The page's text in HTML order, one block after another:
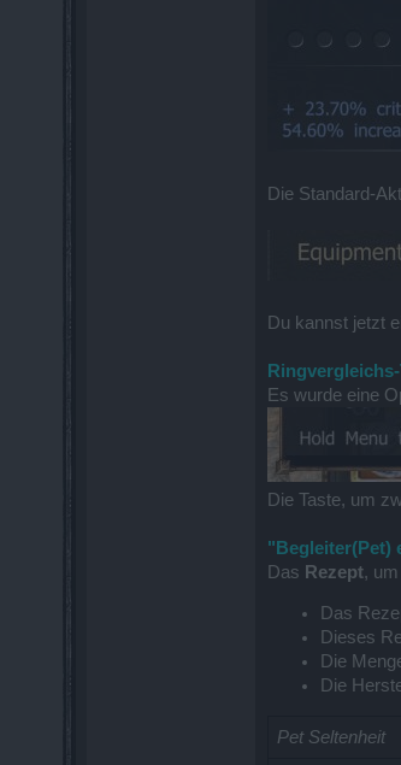
Die Standard-
Du kannst jetzt
Es wurde eine
Die Taste, um
"Begleiter(Pet)
Das Rezept, um
Das
Dieses
Die
Die
Pet Seltenheit